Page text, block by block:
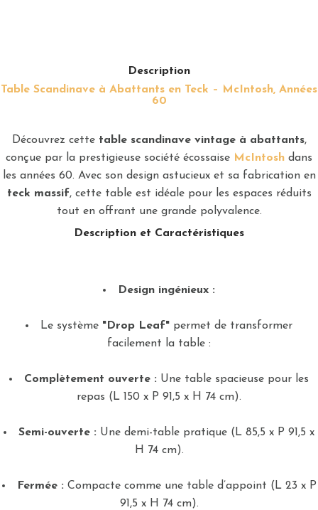
Description
Table Scandinave à Abattants en Teck – McIntosh, Années
60
Découvrez cette table scandinave vintage à abattants,
conçue par la prestigieuse société écossaise McIntosh dans
les années 60. Avec son design astucieux et sa fabrication en
teck massif, cette table est idéale pour les espaces réduits
tout en offrant une grande polyvalence.
Description et Caractéristiques
Design ingénieux :
Le système "Drop Leaf" permet de transformer
facilement la table :
Complètement ouverte : Une table spacieuse pour les
repas (L 150 x P 91,5 x H 74 cm).
Semi-ouverte : Une demi-table pratique (L 85,5 x P 91,5 x
H 74 cm).
Fermée : Compacte comme une table d’appoint (L 23 x P
91,5 x H 74 cm).